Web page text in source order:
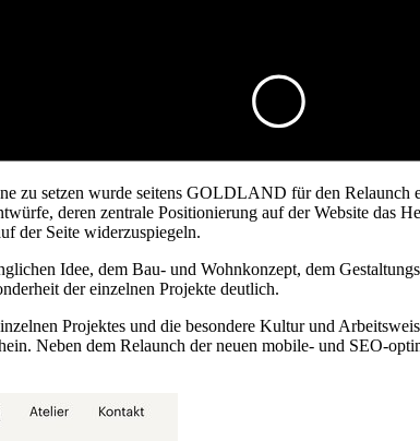
zu setzen wurde seitens GOLDLAND für den Relaunch
deren zentrale Positionierung auf der Website das
der Seite widerzuspiegeln.
Idee, dem Bau- und Wohnkonzept, dem
der einzelnen Projekte deutlich.
Projektes und die besondere Kultur und
Neben dem Relaunch der neuen mobile- und SEO-